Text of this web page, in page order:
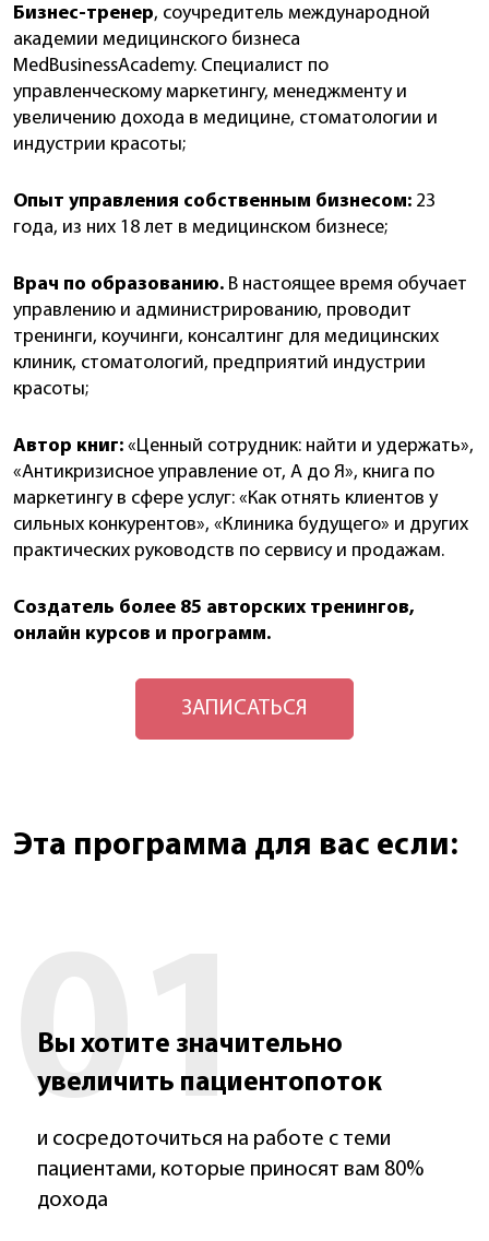
Бизнес-тренер, соучредитель международной
академии медицинского бизнеса
MedBusinessAcademy. Специалист по
управленческому маркетингу, менеджменту и
увеличению дохода в медицине, стоматологии и
индустрии красоты;
Опыт управления собственным бизнесом: 23
года, из них 18 лет в медицинском бизнесе;
Врач по образованию. В настоящее время обучает
управлению и администрированию, проводит
тренинги, коучинги, консалтинг для медицинских
клиник, стоматологий, предприятий индустрии
красоты;
Автор книг: «Ценный сотрудник: найти и удержать»,
«Антикризисное управление от, А до Я», книга по
маркетингу в сфере услуг: «Как отнять клиентов у
сильных конкурентов», «Клиника будущего» и других
практических руководств по сервису и продажам.
Создатель более 85 авторских тренингов,
онлайн курсов и программ.
ЗАПИСАТЬСЯ
Эта программа для вас если:
01
Вы хотите значительно
увеличить пациентопоток
и сосредоточиться на работе с теми
пациентами, которые приносят вам 80%
дохода